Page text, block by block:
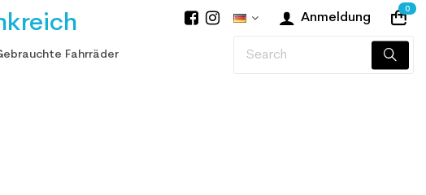
Anmeldung
0
Fahrräder